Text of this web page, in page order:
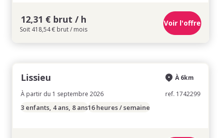
12,31 € brut / h
Soit 418,54 € brut / mois
Voir l'offre
Lissieu
À partir du 1 septembre 2026
À 6km
ref. 1742299
3 enfants, 4 ans, 8 ans16 heures / semaine